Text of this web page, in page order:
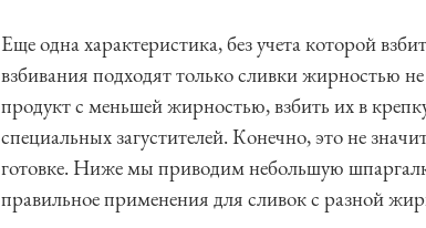
Еще одна характеристика, без учета которой
взбивания подходят только сливки жирностью
продукт с меньшей жирностью, взбить их в
специальных загустителей. Конечно, это не
готовке. Ниже мы приводим небольшую
правильное применения для сливок с разной